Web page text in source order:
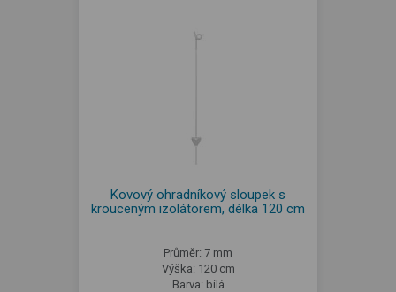
Kovový ohradníkový sloupek s
krouceným izolátorem, délka 120 cm
Průměr: 7 mm
Výška: 120 cm
Barva: bílá